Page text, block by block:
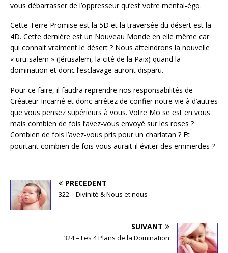
vous débarrasser de l’oppresseur qu’est votre mental-égo.
Cette Terre Promise est la 5D et la traversée du désert est la
4D. Cette dernière est un Nouveau Monde en elle même car
qui connait vraiment le désert ? Nous atteindrons la nouvelle
« uru-salem » (Jérusalem, la cité de la Paix) quand la
domination et donc l’esclavage auront disparu.
Pour ce faire, il faudra reprendre nos responsabilités de
Créateur Incarné et donc arrêtez de confier notre vie à d’autres
que vous pensez supérieurs à vous. Votre Moïse est en vous
mais combien de fois l’avez-vous envoyé sur les roses ?
Combien de fois l’avez-vous pris pour un charlatan ? Et
pourtant combien de fois vous aurait-il éviter des emmerdes ?
PRÉCÉDENT
322 – Divinité & Nous et nous
SUIVANT
324 – Les 4 Plans de la Domination